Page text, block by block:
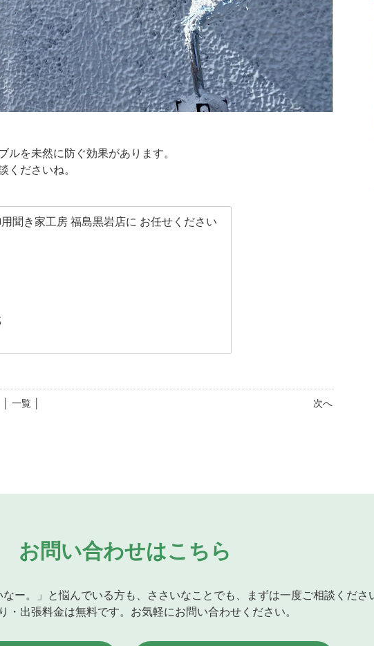
を未然に防ぐ効果があります。
くださいね。
聞き家工房 福島黒岩店に お任せください
次へ
│ 一覧 │
お問い合わせはこちら
なー。」と悩んでいる方も、ささいなことでも、まずは一度ご相談くださ
・出張料金は無料です。お気軽にお問い合わせください。